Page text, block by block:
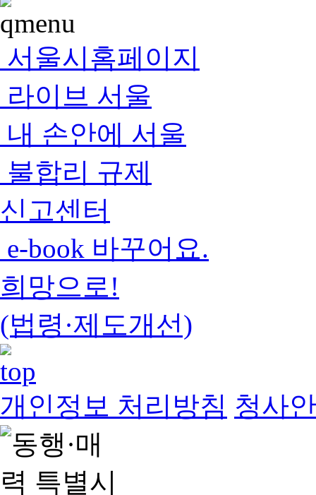
서울시홈페이지
라이브 서울
내 손안에 서울
불합리 규제
신고센터
e-book 바꾸어요.
희망으로!
(법령·제도개선)
개인정보 처리방침 청사